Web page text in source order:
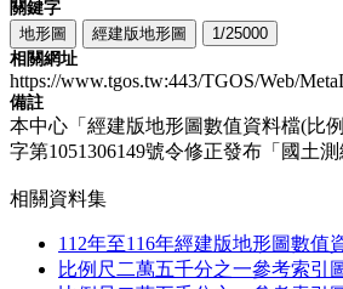
關鍵字
地形圖
經建版地形圖
1/25000
相關網址
https://www.tgos.tw:443/TGOS/Web/
備註
本中心「經建版地形圖數值資料檔(比
字第1051306149號令修正發布「國土
相關資料集
112年至116年經建版地形圖數值
比例尺二萬五千分之一參考索引